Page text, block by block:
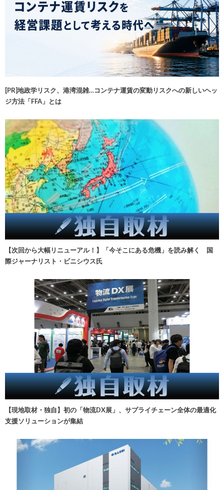
[PR]地政学リスク、港湾混雑…コンテナ運賃の変動リスクへの新しいヘッ
ジ方法「FFA」とは
【次回から大幅リニューアル！】「今そこにある危機」を読み解く 国
際ジャーナリスト・ビニシウス氏
【現地取材・独自】初の「物流DX展」、サプライチェーン全体の最適化
支援ソリューションが集結